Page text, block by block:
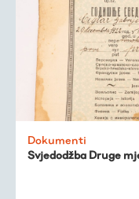
Dokumenti
Svjedodžba Druge